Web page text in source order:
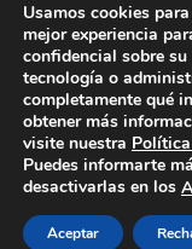
Distronica © 2016
Política de
Usamos cookies
mejor experiencia
confidencial sobre su
tecnología o
completamente qué
obtener más
visite nuestra
Puedes informarte
desactivarlas en los
Aceptar